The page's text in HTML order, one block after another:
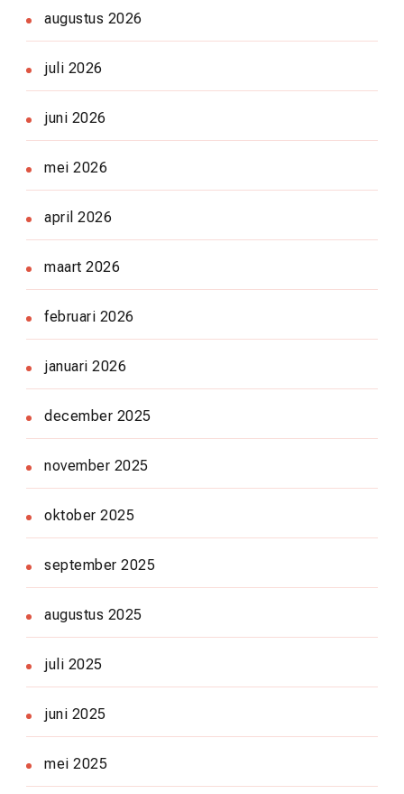
augustus 2026
juli 2026
juni 2026
mei 2026
april 2026
maart 2026
februari 2026
januari 2026
december 2025
november 2025
oktober 2025
september 2025
augustus 2025
juli 2025
juni 2025
mei 2025